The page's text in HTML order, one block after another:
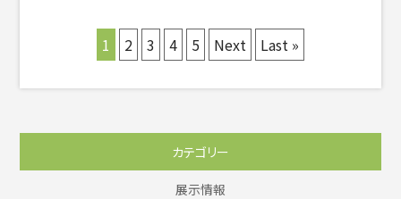
1 2 3 4 5 Next Last »
カテゴリー
展示情報